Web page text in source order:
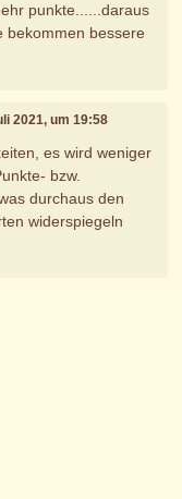
punkte......daraus
bekommen bessere
2021, um 19:58
es wird weniger
bzw.
durchaus den
widerspiegeln